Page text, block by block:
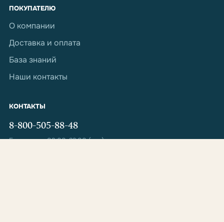
ПОКУПАТЕЛЮ
О компании
Доставка и оплата
База знаний
Наши контакты
КОНТАКТЫ
8-800-505-88-48
Ежедневно: 09:00-22:00 (мск)